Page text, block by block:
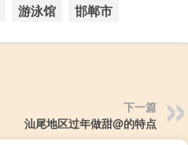
游泳馆 邯郸市
下一篇
汕尾地区过年做甜@的特点